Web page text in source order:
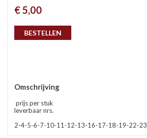
€ 5,00
BESTELLEN
Omschrijving
prijs per stuk
leverbaar nrs.
2-4-5-6-7-10-11-12-13-16-17-18-19-22-23